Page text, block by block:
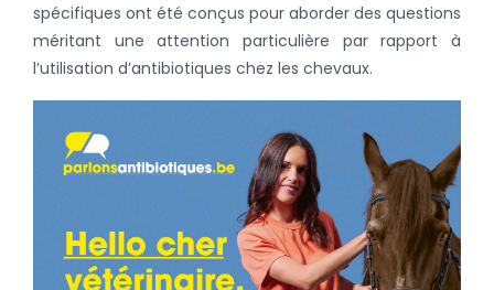
spécifiques ont été conçus pour aborder des questions
méritant une attention particulière par rapport à
l’utilisation d’antibiotiques chez les chevaux.